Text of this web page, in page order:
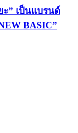
” เป็นแบรนด์
BASIC”